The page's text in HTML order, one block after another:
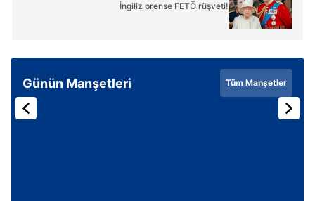
İngiliz prense FETÖ rüşveti!
Günün Manşetleri Tüm Manşetler